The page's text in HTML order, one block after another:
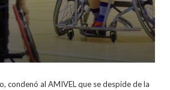
condenó al AMIVEL que se despide de la